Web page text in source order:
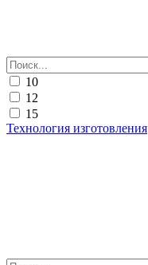
10
12
15
Технология изготовления